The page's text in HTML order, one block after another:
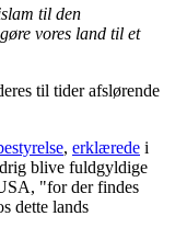
til den
vores land til et
til tider afslørende
, erklærede i
blive fuldgyldige
"for der findes
dette lands